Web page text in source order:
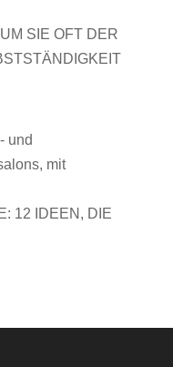
SIE OFT DER
12 IDEEN, DIE